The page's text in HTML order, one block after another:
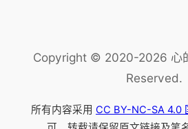
Copyright © 2020-2026 心
Reserved.
所有内容采用 CC BY-NC-SA 4.0